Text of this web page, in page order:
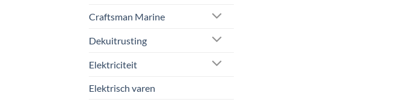
Craftsman Marine
Dekuitrusting
Elektriciteit
Elektrisch varen